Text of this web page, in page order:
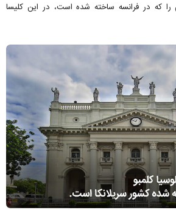
که در فرانسه ساخته شده است، در این کلیسا